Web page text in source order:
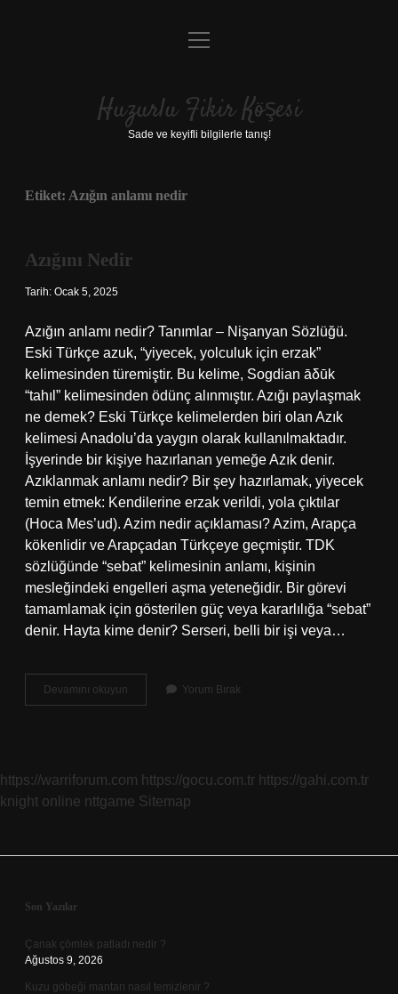
Anasayfa
Yasal Uyarı
menüyü
Huzurlu Fikir Köşesi
Sade ve keyifli bilgilerle tanış!
Etiket: Azığın anlamı nedir
Azığını Nedir
Tarih: Ocak 5, 2025
Azığın anlamı nedir? Tanımlar – Nişanyan Sözlüğü.
Eski Türkçe azuk, “yiyecek, yolculuk için erzak”
kelimesinden türemiştir. Bu kelime, Sogdian āδūk
“tahıl” kelimesinden ödünç alınmıştır. Azığı paylaşmak
ne demek? Eski Türkçe kelimelerden biri olan Azık
kelimesi Anadolu’da yaygın olarak kullanılmaktadır.
İşyerinde bir kişiye hazırlanan yemeğe Azık denir.
Azıklanmak anlamı nedir? Bir şey hazırlamak, yiyecek
temin etmek: Kendilerine erzak verildi, yola çıktılar
(Hoca Mes’ud). Azim nedir açıklaması? Azim, Arapça
kökenlidir ve Arapçadan Türkçeye geçmiştir. TDK
sözlüğünde “sebat” kelimesinin anlamı, kişinin
mesleğindeki engelleri aşma yeteneğidir. Bir görevi
tamamlamak için gösterilen güç veya kararlılığa “sebat”
denir. Hayta kime denir? Serseri, belli bir işi veya…
Devamını okuyun
Nedir
Yorum Bırak
https://warriforum.com https://gocu.com.tr https://gahi.com.tr
knight online nttgame Sitemap
Sidebar
Son Yazılar
Çanak çömlek patladı nedir ?
Ağustos 9, 2026
Kuzu göbeği mantarı nasıl temizlenir ?